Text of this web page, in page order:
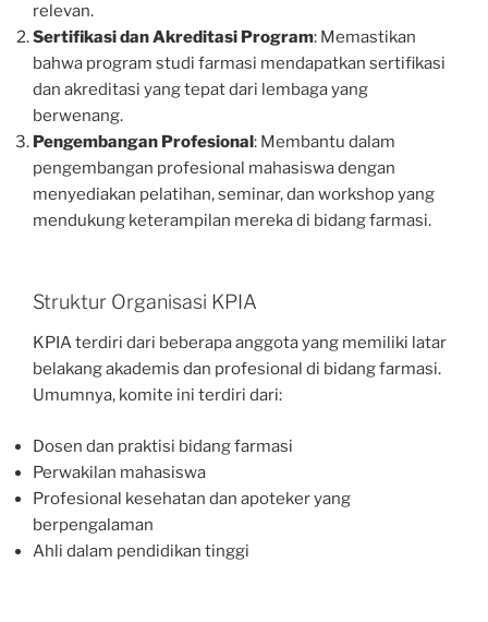
relevan.
Sertifikasi dan Akreditasi Program: Memastikan
bahwa program studi farmasi mendapatkan sertifikasi
dan akreditasi yang tepat dari lembaga yang
berwenang.
Pengembangan Profesional: Membantu dalam
pengembangan profesional mahasiswa dengan
menyediakan pelatihan, seminar, dan workshop yang
mendukung keterampilan mereka di bidang farmasi.
Struktur Organisasi KPIA
KPIA terdiri dari beberapa anggota yang memiliki latar
belakang akademis dan profesional di bidang farmasi.
Umumnya, komite ini terdiri dari:
Dosen dan praktisi bidang farmasi
Perwakilan mahasiswa
Profesional kesehatan dan apoteker yang
berpengalaman
Ahli dalam pendidikan tinggi